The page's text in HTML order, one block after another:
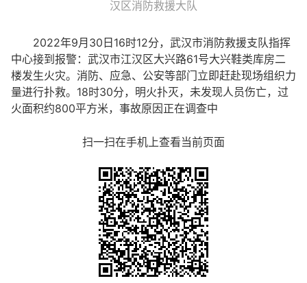
汉区消防救援大队
2022年9月30日16时12分，武汉市消防救援支队指挥
中心接到报警：武汉市江汉区大兴路61号大兴鞋类库房二
楼发生火灾。消防、应急、公安等部门立即赶赴现场组织力
量进行扑救。18时30分，明火扑灭，未发现人员伤亡，过
火面积约800平方米，事故原因正在调查中
扫一扫在手机上查看当前页面